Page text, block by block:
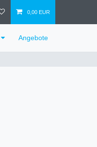
0,00 EUR
Angebote